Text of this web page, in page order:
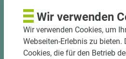
Wir verwenden
Wir verwenden Cookies, um
Webseiten-Erlebnis zu bieten.
Cookies, die für den Betrieb